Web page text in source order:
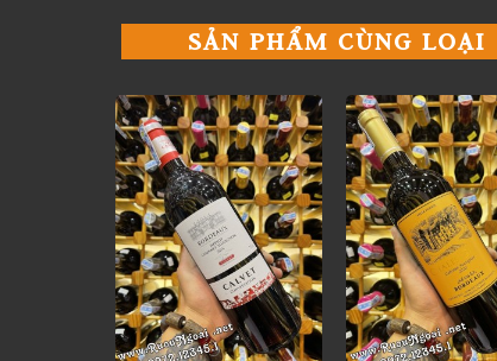
SẢN PHẨM CÙNG LOẠI